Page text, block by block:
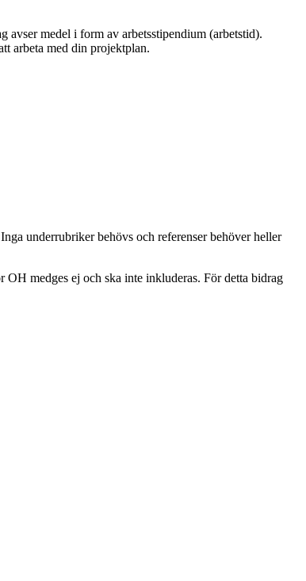
medel i form av arbetsstipendium (arbetstid).
arbeta med din projektplan.
underrubriker behövs och referenser behöver heller
medges ej och ska inte inkluderas. För detta bidrag